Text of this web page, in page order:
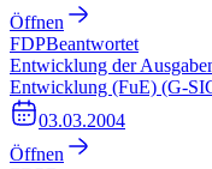
Öffnen
FDPBeantwortet
Entwicklung der
Entwicklung (FuE) (G-
03.03.2004
Öffnen